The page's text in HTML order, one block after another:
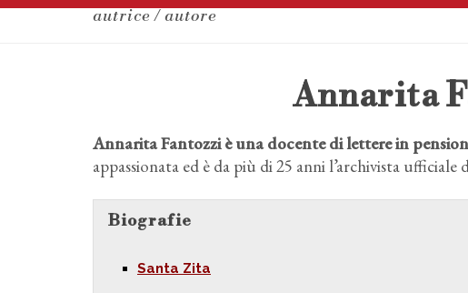
autrice / autore
Annarita
Annarita Fantozzi è una docente di lettere in
appassionata ed è da più di 25 anni l’archivista ufficiale
Biografie
Santa Zita